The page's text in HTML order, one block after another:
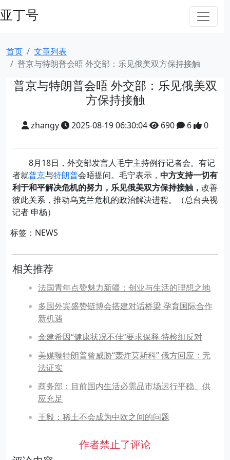
亚丁号
首页
文章列表
普京与特朗普会晤 外交部：乐见俄美双方保持接触
普京与特朗普会晤 外交部：乐见俄美双
方保持接触
zhangy 2025-08-19 06:30:04 690 6 0
8月18日，外交部发言人毛宁主持例行记者会。有记
者就普京与特朗普会晤提问。毛宁表示， 中方支持一切有
利于和平解决危机的努力，乐见俄美双方保持接触， 改善
彼此关系，推动乌克兰危机的政治解决进程。（总台央视
记者 申杨）
标签：NEWS
相关推荐
法国青年点赞魅力新疆：创业与生活的理想之地
多国外宾盛赞链博会搭建对话桥梁 孕育国际合作
新机遇
金建希因“健康状况不佳”要求保释 特检组反对
美媒曝特朗普曾威胁“轰炸莫斯科” 俄方回应：无
法证实
商务部：目前国内生活必需品市场运行平稳、供
应充足
王毅：稀土不会成为中欧之间的问题
作者禁止了评论